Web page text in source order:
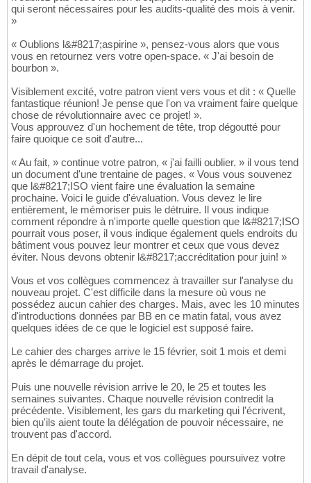
qui seront nécessaires pour les audits-qualité des mois à venir.
»
« Oublions l&#8217;aspirine », pensez-vous alors que vous
vous en retournez vers votre open-space. « J'ai besoin de
bourbon ».
Visiblement excité, votre patron vient vers vous et dit : « Quelle
fantastique réunion! Je pense que l'on va vraiment faire quelque
chose de révolutionnaire avec ce projet! ».
Vous approuvez d'un hochement de tête, trop dégoutté pour
faire quoique ce soit d'autre...
« Au fait, » continue votre patron, « j'ai failli oublier. » il vous tend
un document d'une trentaine de pages. « Vous vous souvenez
que l&#8217;ISO vient faire une évaluation la semaine
prochaine. Voici le guide d'évaluation. Vous devez le lire
entièrement, le mémoriser puis le détruire. Il vous indique
comment répondre à n'importe quelle question que l&#8217;ISO
pourrait vous poser, il vous indique également quels endroits du
bâtiment vous pouvez leur montrer et ceux que vous devez
éviter. Nous devons obtenir l&#8217;accréditation pour juin! »
Vous et vos collègues commencez à travailler sur l'analyse du
nouveau projet. C'est difficile dans la mesure où vous ne
possédez aucun cahier des charges. Mais, avec les 10 minutes
d'introductions données par BB en ce matin fatal, vous avez
quelques idées de ce que le logiciel est supposé faire.
Le cahier des charges arrive le 15 février, soit 1 mois et demi
après le démarrage du projet.
Puis une nouvelle révision arrive le 20, le 25 et toutes les
semaines suivantes. Chaque nouvelle révision contredit la
précédente. Visiblement, les gars du marketing qui l'écrivent,
bien qu'ils aient toute la délégation de pouvoir nécessaire, ne
trouvent pas d'accord.
En dépit de tout cela, vous et vos collègues poursuivez votre
travail d'analyse.